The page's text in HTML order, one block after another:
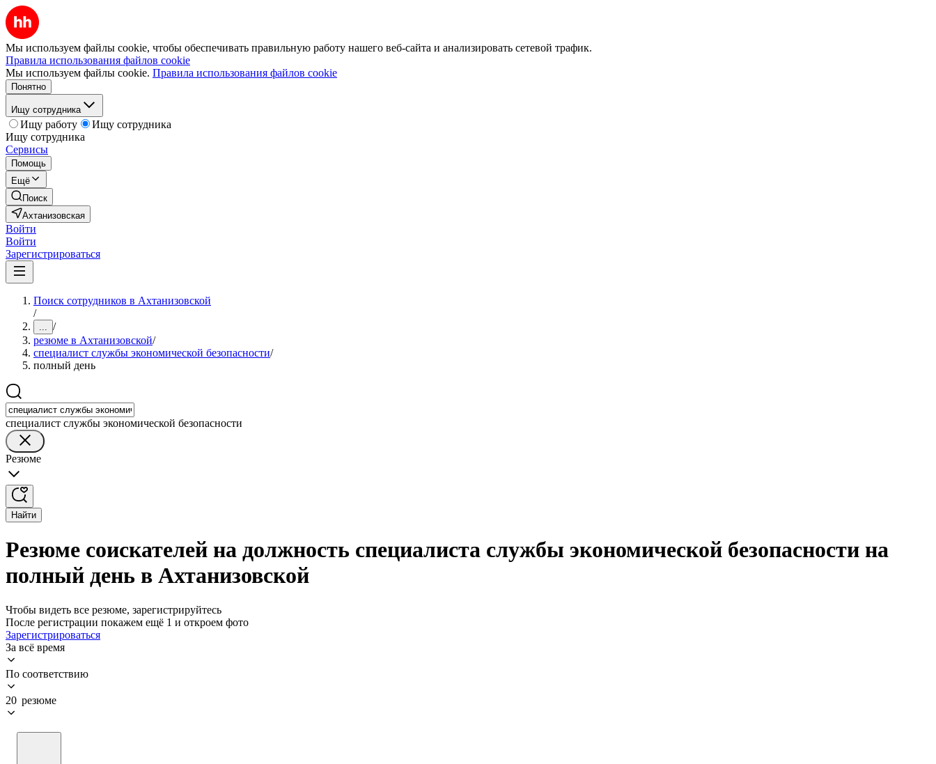
Мы используем файлы cookie, чтобы обеспечивать правильную работу нашего веб-сайта и анализировать сетевой трафик.
Правила использования файлов cookie
Мы используем файлы cookie. Правила использования файлов cookie
Понятно
Ищу сотрудника
Ищу работу
Ищу сотрудника
Ищу сотрудника
Сервисы
Помощь
Ещё
Поиск
Ахтанизовская
Войти
Войти
Зарегистрироваться
Поиск сотрудников в Ахтанизовской
/
... /
резюме в Ахтанизовской/
специалист службы экономической безопасности/
полный день
специалист службы экономической безопасности
Резюме
Найти
Резюме соискателей на должность специалиста службы экономической безопасности на
полный день в Ахтанизовской
Чтобы видеть все резюме, зарегистрируйтесь
После регистрации покажем ещё 1 и откроем фото
Зарегистрироваться
За всё время
По соответствию
20 резюме